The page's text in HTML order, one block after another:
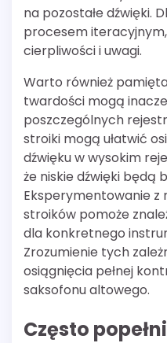
na pozostałe dźwięki.
procesem
cierpliwości i uwagi.
Warto również
twardości mogą
poszczególnych
stroiki mogą ułatwić
dźwięku w wysokim
że niskie dźwięki będą
Eksperymentowanie z
stroików pomoże
dla konkretnego
Zrozumienie tych
osiągnięcia pełnej
saksofonu altowego.
Często